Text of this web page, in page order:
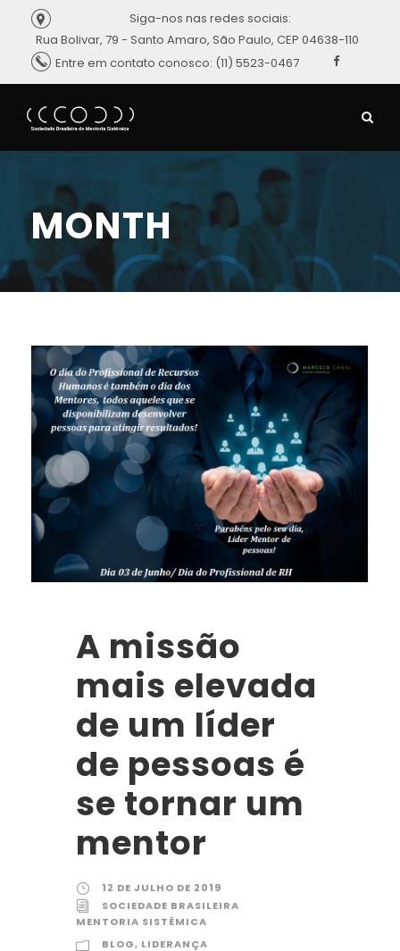
Rua Bolivar, 79 - Santo Amaro, São Paulo, CEP 04638-110
Entre em contato conosco: (11) 5523-0467
Siga-nos nas redes sociais:
MONTH
A missão
mais elevada
de um líder
de pessoas é
se tornar um
mentor
12 DE JULHO DE 2019
SOCIEDADE BRASILEIRA
MENTORIA SISTÊMICA
BLOG, LIDERANÇA